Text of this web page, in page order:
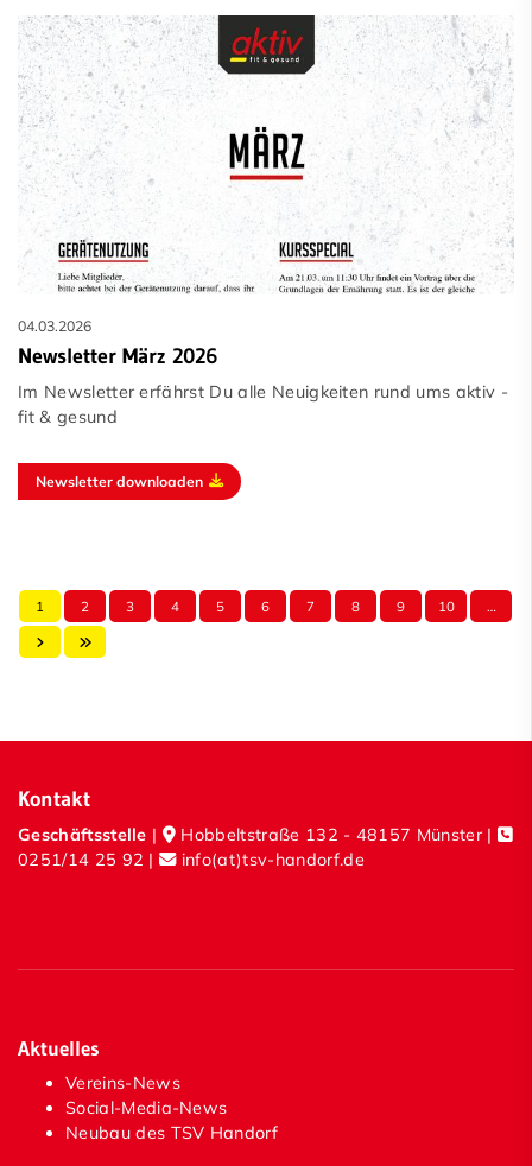
04.03.2026
Newsletter März 2026
Im Newsletter erfährst Du alle Neuigkeiten rund ums aktiv -
fit & gesund
Newsletter downloaden
1 2 3 4 5 6 7 8 9 10 …
Kontakt
Geschäftsstelle |
Hobbeltstraße 132 - 48157 Münster |
0251/14 25 92 | info(at)tsv-handorf.de
Aktuelles
Vereins-News
Social-Media-News
Neubau des TSV Handorf